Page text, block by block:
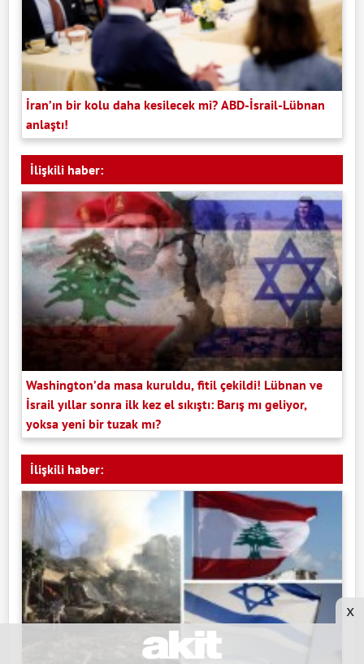
İran’ın bir kolu daha kesilecek mi? ABD-İsrail-Lübnan
anlaştı!
İlişkili haber:
Washington’da masa kuruldu, fitil çekildi! Lübnan ve
İsrail yıllar sonra ilk kez el sıkıştı: Barış mı geliyor,
yoksa yeni bir tuzak mı?
İlişkili haber:
x